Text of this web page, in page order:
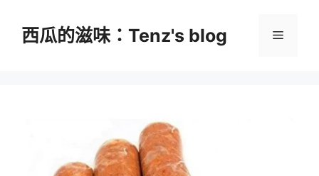
西瓜的滋味：Tenz's blog 選